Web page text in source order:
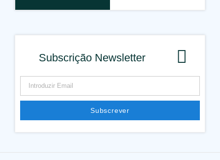
Subscrição Newsletter
Subscrever